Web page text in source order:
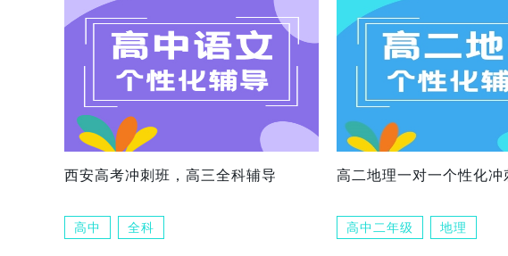
西安高考冲刺班，高三全科辅导
高中 全科
高二地理一对一个性化冲
高中二年级 地理